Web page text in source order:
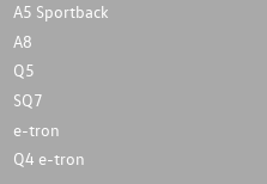
A5 Sportback
A8
Q5
SQ7
e-tron
Q4 e-tron